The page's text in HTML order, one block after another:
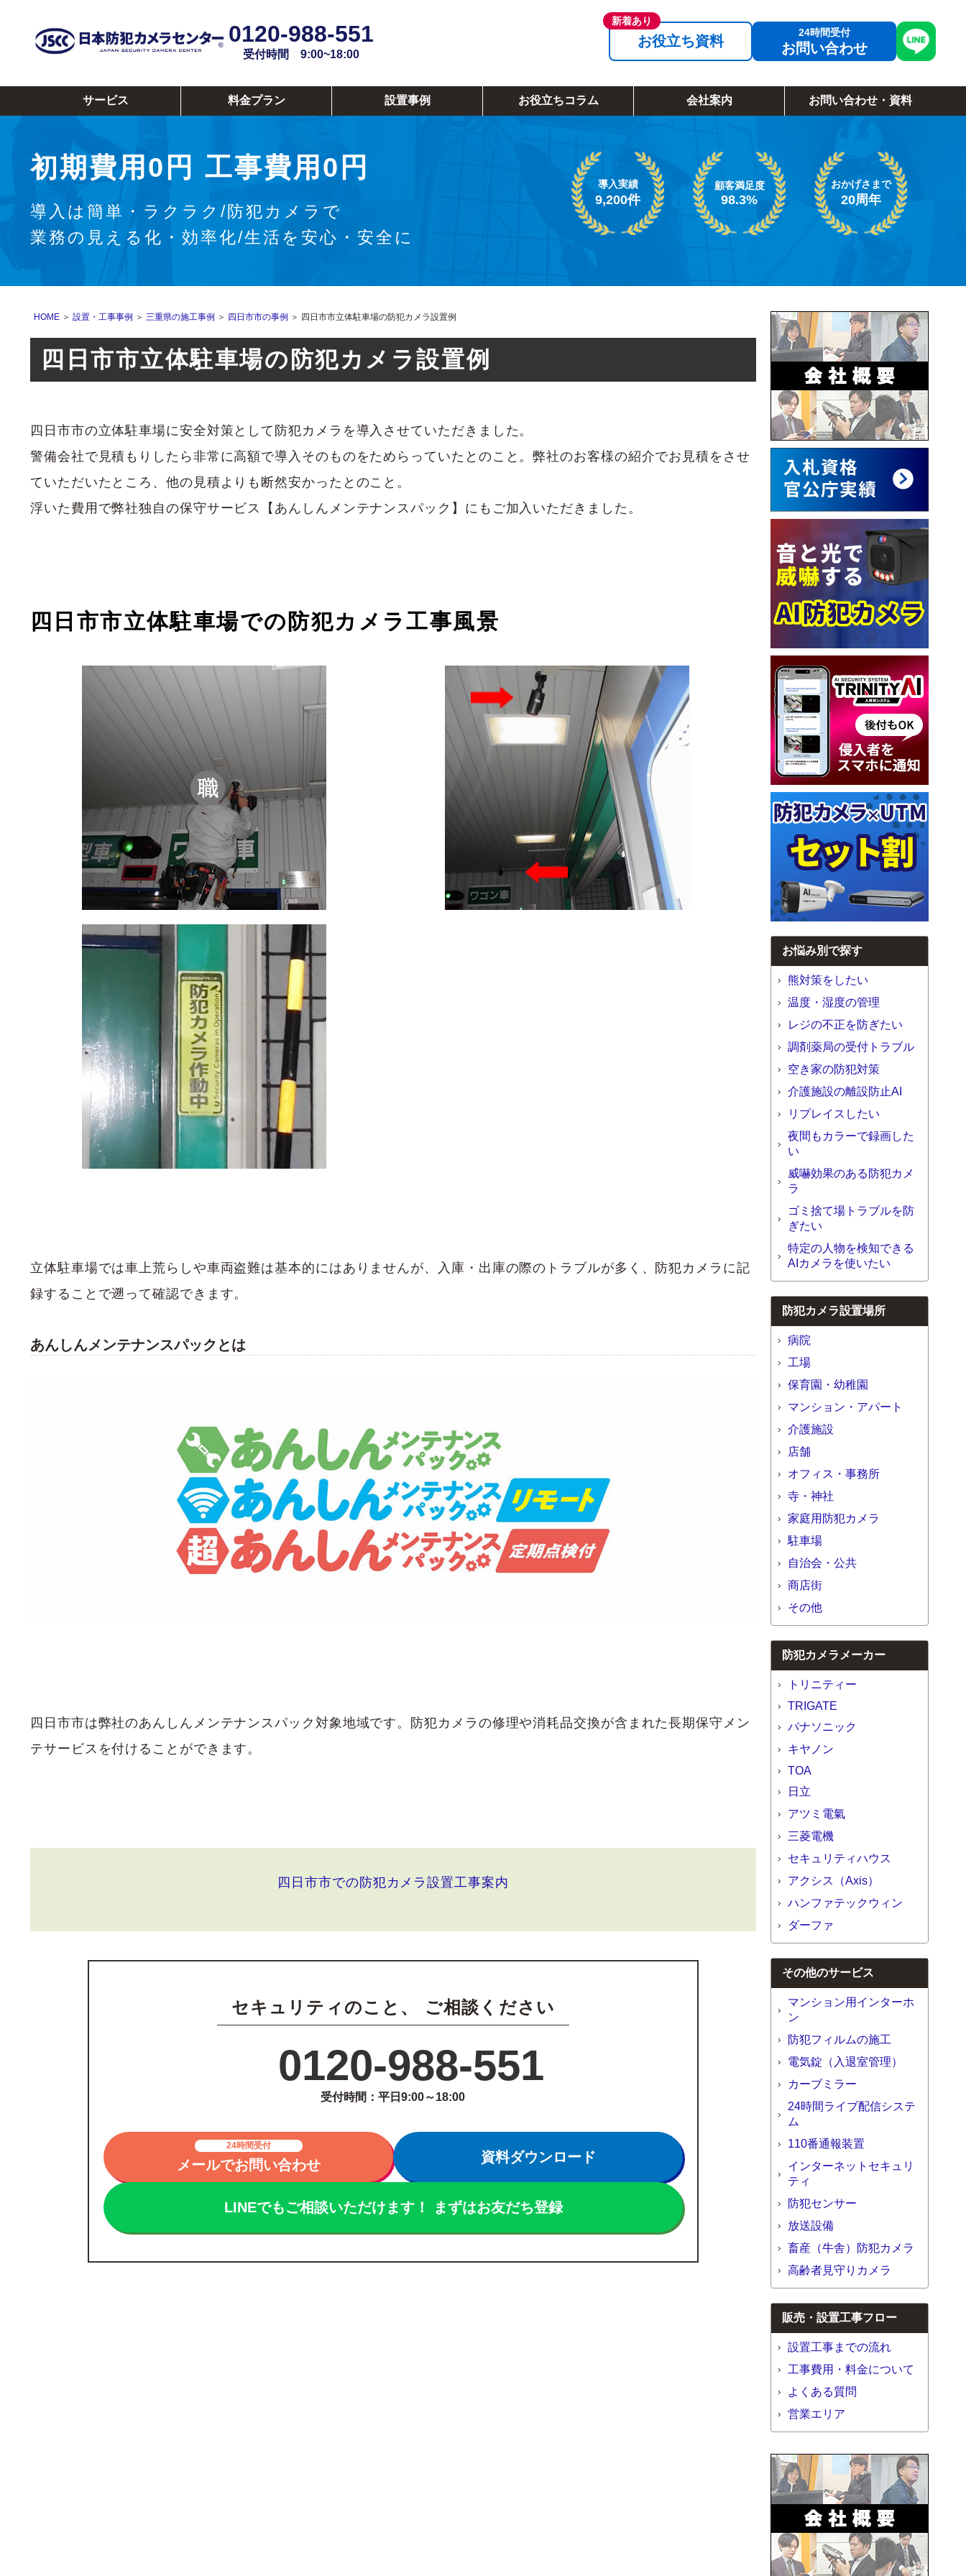
0120-988-551
受付時間 9:00~18:00
お役立ち資料 お問い合わせ
サービス 料金プラン 設置事例 お役立ちコラム 会社案内 お問い合わせ・資料
初期費用0円 工事費用0円
導入は簡単・ラクラク/防犯カメラで
業務の見える化・効率化/生活を安心・安全に
導入実績
9,200件
顧客満足度
98.3%
おかげさまで
20周年
HOME ＞ 設置・工事事例 ＞ 三重県の施工事例 ＞ 四日市市の事例 ＞ 四日市市立体駐車場の防犯カメラ設置例
四日市市立体駐車場の防犯カメラ設置例
四日市市の立体駐車場に安全対策として防犯カメラを導入させていただきました。
警備会社で見積もりしたら非常に高額で導入そのものをためらっていたとのこと。弊社のお客様の紹介でお見積をさせ
ていただいたところ、他の見積よりも断然安かったとのこと。
浮いた費用で弊社独自の保守サービス【あんしんメンテナンスパック】にもご加入いただきました。
四日市市立体駐車場での防犯カメラ工事風景
立体駐車場では車上荒らしや車両盗難は基本的にはありませんが、入庫・出庫の際のトラブルが多く、防犯カメラに記
録することで遡って確認できます。
あんしんメンテナンスパックとは
四日市市は弊社のあんしんメンテナンスパック対象地域です。防犯カメラの修理や消耗品交換が含まれた長期保守メン
テサービスを付けることができます。
四日市市での防犯カメラ設置工事案内
セキュリティのこと、 ご相談ください
0120-988-551
受付時間：平日9:00～18:00
24時間受付
メールでお問い合わせ 資料ダウンロード
LINEでもご相談いただけます！ まずはお友だち登録
お悩み別で探す
熊対策をしたい
温度・湿度の管理
レジの不正を防ぎたい
調剤薬局の受付トラブル
空き家の防犯対策
介護施設の離設防止AI
リプレイスしたい
夜間もカラーで録画した
い
威嚇効果のある防犯カメ
ラ
ゴミ捨て場トラブルを防
ぎたい
特定の人物を検知できる
AIカメラを使いたい
防犯カメラ設置場所
病院
工場
保育園・幼稚園
マンション・アパート
介護施設
店舗
オフィス・事務所
寺・神社
家庭用防犯カメラ
駐車場
自治会・公共
商店街
その他
防犯カメラメーカー
トリニティー
TRIGATE
パナソニック
キヤノン
TOA
日立
アツミ電氣
三菱電機
セキュリティハウス
アクシス（Axis）
ハンファテックウィン
ダーファ
その他のサービス
マンション用インターホ
ン
防犯フィルムの施工
電気錠（入退室管理）
カーブミラー
24時間ライブ配信システ
ム
110番通報装置
インターネットセキュリ
ティ
防犯センサー
放送設備
畜産（牛舎）防犯カメラ
高齢者見守りカメラ
販売・設置工事フロー
設置工事までの流れ
工事費用・料金について
よくある質問
営業エリア